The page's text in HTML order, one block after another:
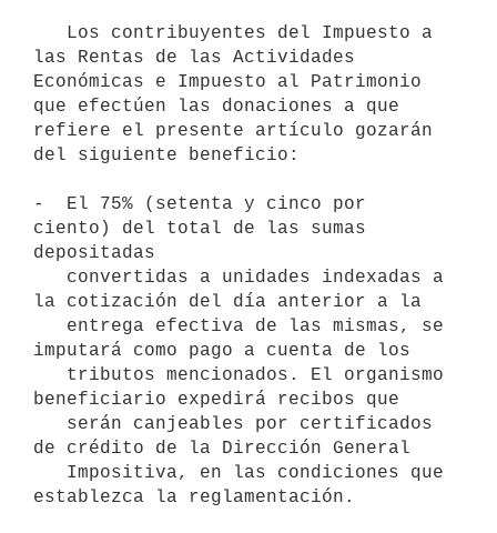
las Rentas de las Actividades
Económicas e Impuesto al Patrimonio
que efectúen las donaciones a que
refiere el presente artículo gozarán
del siguiente beneficio:
-  El 75% (setenta y cinco por
ciento) del total de las sumas
depositadas
la cotización del día anterior a la
imputará como pago a cuenta de los
beneficiario expedirá recibos que
de crédito de la Dirección General
establezca la reglamentación.